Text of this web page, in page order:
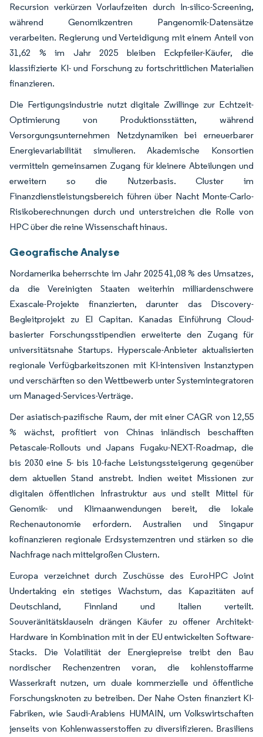
Recursion verkürzen Vorlaufzeiten durch In-silico-Screening,
während Genomikzentren Pangenomik-Datensätze
verarbeiten. Regierung und Verteidigung mit einem Anteil von
31,62 % im Jahr 2025 bleiben Eckpfeiler-Käufer, die
klassifizierte KI- und Forschung zu fortschrittlichen Materialien
finanzieren.
Die Fertigungsindustrie nutzt digitale Zwillinge zur Echtzeit-
Optimierung von Produktionsstätten, während
Versorgungsunternehmen Netzdynamiken bei erneuerbarer
Energievariabilität simulieren. Akademische Konsortien
vermitteln gemeinsamen Zugang für kleinere Abteilungen und
erweitern so die Nutzerbasis. Cluster im
Finanzdienstleistungsbereich führen über Nacht Monte-Carlo-
Risikoberechnungen durch und unterstreichen die Rolle von
HPC über die reine Wissenschaft hinaus.
Geografische Analyse
Nordamerika beherrschte im Jahr 2025 41,08 % des Umsatzes,
da die Vereinigten Staaten weiterhin milliardenschwere
Exascale-Projekte finanzierten, darunter das Discovery-
Begleitprojekt zu El Capitan. Kanadas Einführung Cloud-
basierter Forschungsstipendien erweiterte den Zugang für
universitätsnahe Startups. Hyperscale-Anbieter aktualisierten
regionale Verfügbarkeitszonen mit KI-intensiven Instanztypen
und verschärften so den Wettbewerb unter Systemintegratoren
um Managed-Services-Verträge.
Der asiatisch-pazifische Raum, der mit einer CAGR von 12,55
% wächst, profitiert von Chinas inländisch beschafften
Petascale-Rollouts und Japans Fugaku-NEXT-Roadmap, die
bis 2030 eine 5- bis 10-fache Leistungssteigerung gegenüber
dem aktuellen Stand anstrebt. Indien weitet Missionen zur
digitalen öffentlichen Infrastruktur aus und stellt Mittel für
Genomik- und Klimaanwendungen bereit, die lokale
Rechenautonomie erfordern. Australien und Singapur
kofinanzieren regionale Erdsystemzentren und stärken so die
Nachfrage nach mittelgroßen Clustern.
Europa verzeichnet durch Zuschüsse des EuroHPC Joint
Undertaking ein stetiges Wachstum, das Kapazitäten auf
Deutschland, Finnland und Italien verteilt.
Souveränitätsklauseln drängen Käufer zu offener Architekt-
Hardware in Kombination mit in der EU entwickelten Software-
Stacks. Die Volatilität der Energiepreise treibt den Bau
nordischer Rechenzentren voran, die kohlenstoffarme
Wasserkraft nutzen, um duale kommerzielle und öffentliche
Forschungsknoten zu betreiben. Der Nahe Osten finanziert KI-
Fabriken, wie Saudi-Arabiens HUMAIN, um Volkswirtschaften
jenseits von Kohlenwasserstoffen zu diversifizieren. Brasiliens